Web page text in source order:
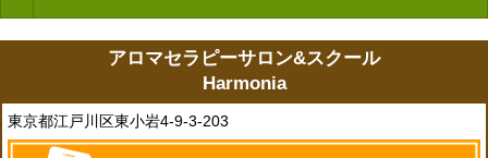
アロマセラピーサロン&スクール
Harmonia
東京都江戸川区東小岩4-9-3-203